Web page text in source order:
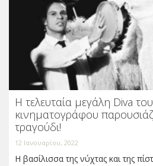
Η τελευταία μεγάλη Diva
κινηματογράφου
τραγούδι!
12 Ιανουαρίου, 2022
Η βασίλισσα της νύχτας και της